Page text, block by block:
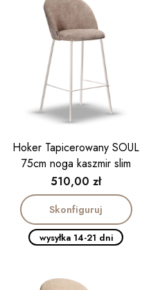
Hoker Tapicerowany SOUL
75cm noga kaszmir slim
Cena
510,00 zł
Skonfiguruj
wysyłka 14-21 dni